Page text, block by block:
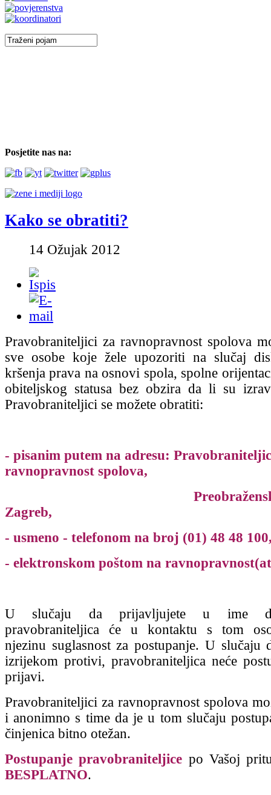
Posjetite nas na:
Kako se obratiti?
14 Ožujak 2012
Pravobraniteljici za ravnopravnost spolova
sve osobe koje žele upozoriti na slučaj
kršenja prava na osnovi spola, spolne
obiteljskog statusa bez obzira da li su
Pravobraniteljici se možete obratiti:
- pisanim putem na adresu:
ravnopravnost spolova,
Preobraženska 4/I,
Zagreb,
- usmeno - telefonom na broj (01) 48 48
- elektronskom poštom na
U slučaju da prijavljujete u ime
pravobraniteljica će u kontaktu s tom
njezinu suglasnost za postupanje. U slučaju
izrijekom protivi, pravobraniteljica neće
prijavi.
Pravobraniteljici za ravnopravnost spolova
i anonimno s time da je u tom slučaju
činjenica bitno otežan.
Postupanje pravobraniteljice po Vašoj
BESPLATNO.